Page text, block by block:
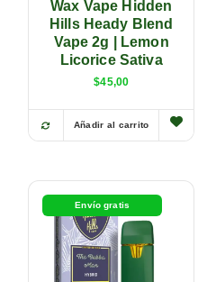
Wax Vape Hidden
Hills Heady Blend
Vape 2g | Lemon
Licorice Sativa
$45,00
Añadir al carrito
Envío gratis